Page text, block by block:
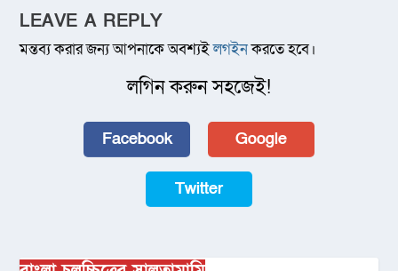
LEAVE A REPLY
মন্তব্য করার জন্য আপনাকে অবশ্যইলগইনকরতে হবে।
লগিন করুন সহজেই!
Facebook Google
Twitter